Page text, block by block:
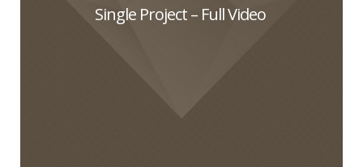
Single Project – Full Video